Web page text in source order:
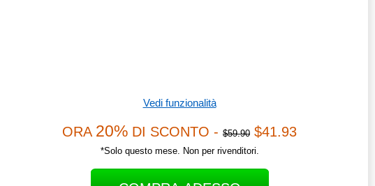
Vedi funzionalità
ORA 20% DI SCONTO - $59.90 $41.93
*Solo questo mese. Non per rivenditori.